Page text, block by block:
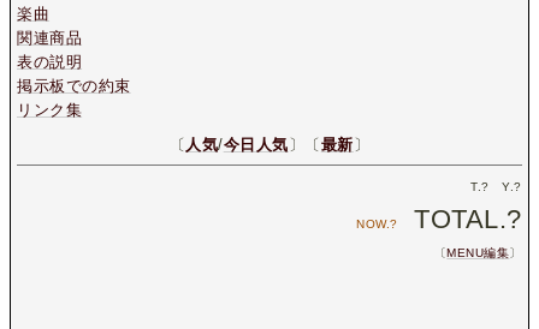
楽曲
関連商品
表の説明
掲示板での約束
リンク集
〔 人気/今日人気〕〔最新〕
T.? Y.?
NOW.? TOTAL.?
〔MENU編集〕